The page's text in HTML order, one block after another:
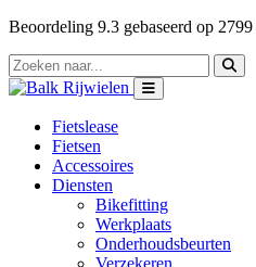
Beoordeling 9.3 gebaseerd op 2799
Fietslease
Fietsen
Accessoires
Diensten
Bikefitting
Werkplaats
Onderhoudsbeurten
Verzekeren